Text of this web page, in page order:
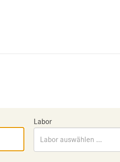
Labor
Labor auswählen ...